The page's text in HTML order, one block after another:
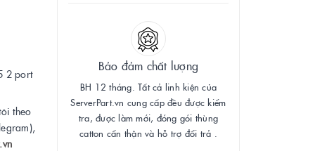
2 port
theo
Bảo đảm chất lượng
BH 12 tháng. Tất cả linh kiện của
ServerPart.vn cung cấp đều được kiểm
tra, được làm mới, đóng gói thùng
catton cẩn thận và hỗ trợ đổi trả .